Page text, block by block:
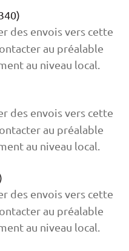
des envois vers cette
au préalable
au niveau local.
des envois vers cette
au préalable
au niveau local.
des envois vers cette
au préalable
au niveau local.